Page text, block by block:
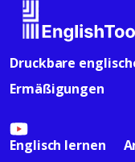
Druckbare
Ermäßigungen
Englisch lernen